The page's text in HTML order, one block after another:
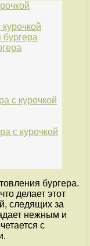
бургера
с курочкой
с курочкой
бургера.
делает этот
следящих за
нежным и
с